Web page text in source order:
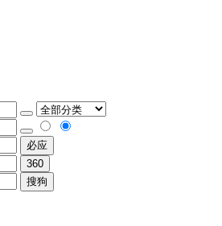
必应
360
搜狗